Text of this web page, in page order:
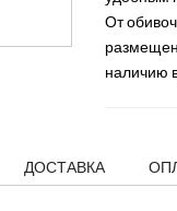
От
наличию
ДОСТАВКА